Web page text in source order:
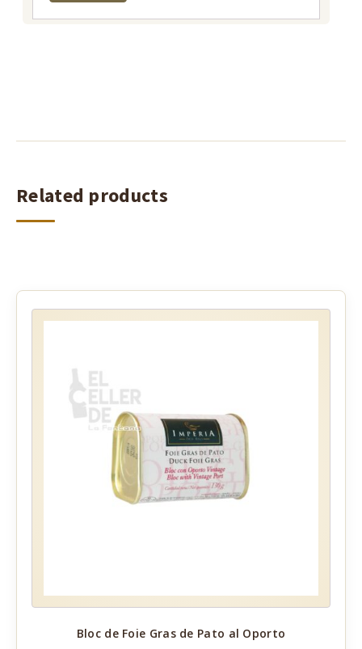
Related products
Bloc de Foie Gras de Pato al Oporto